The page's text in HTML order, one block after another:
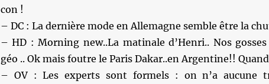
con !
– DC : La dernière mode en Allemagne semble être la
– HD : Morning new..La matinale d’Henri.. Nos
géo .. Ok mais foutre le Paris Dakar..en Argentine!!
– OV : Les experts sont formels : on n’a aucune